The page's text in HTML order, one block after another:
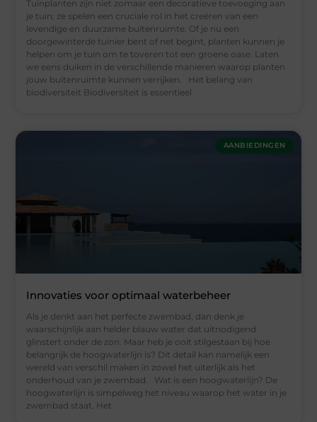
Tuinplanten zijn niet zomaar een decoratieve toevoeging aan
je tuin; ze spelen een cruciale rol in het creëren van een
levendige en duurzame buitenruimte. Of je nu een
doorgewinterde tuinier bent of net begint, planten kunnen je
helpen om je tuin om te toveren tot een groene oase. Laten
we eens duiken in de verschillende manieren waarop planten
jouw buitenruimte kunnen verrijken. Het belang van
biodiversiteit Biodiversiteit is essentieel
AANBIEDINGEN
Innovaties voor optimaal waterbeheer
Als je denkt aan het perfecte zwembad, dan denk je
waarschijnlijk aan helder blauw water dat uitnodigend
glinstert onder de zon. Maar heb je ooit stilgestaan bij hoe
belangrijk de hoogwaterlijn is? Dit detail kan namelijk een
wereld van verschil maken in zowel het uiterlijk als het
onderhoud van je zwembad. Wat is een hoogwaterlijn? De
hoogwaterlijn is simpelweg het niveau waarop het water in je
zwembad staat. Het